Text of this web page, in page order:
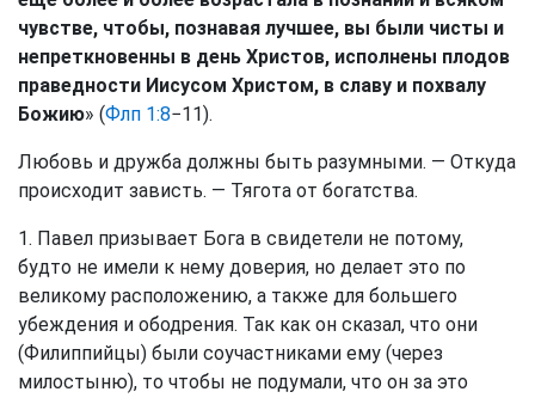
чувстве, чтобы, познавая лучшее, вы были чисты и
непреткновенны в день Христов, исполнены плодов
праведности Иисусом Христом, в славу и похвалу
Божию» (Флп 1:8−11).
Любовь и дружба должны быть разумными. — Откуда
происходит зависть. — Тягота от богатства.
1. Павел призывает Бога в свидетели не потому,
будто не имели к нему доверия, но делает это по
великому расположению, а также для большего
убеждения и ободрения. Так как он сказал, что они
(Филиппийцы) были соучастниками ему (через
милостыню), то чтобы не подумали, что он за это